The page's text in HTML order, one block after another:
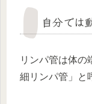
自分では
リンパ管は体の
細リンパ管」と